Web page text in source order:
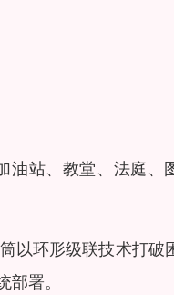
油站、教堂、法庭、
以环形级联技术打破
署。